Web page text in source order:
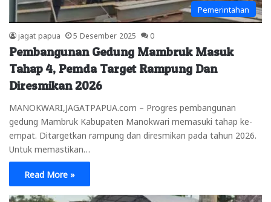
Pemerintahan
jagat papua 5 Desember 2025 0
Pembangunan Gedung Mambruk Masuk
Tahap 4, Pemda Target Rampung Dan
Diresmikan 2026
MANOKWARI,JAGATPAPUA.com – Progres pembangunan
gedung Mambruk Kabupaten Manokwari memasuki tahap ke-
empat. Ditargetkan rampung dan diresmikan pada tahun 2026.
Untuk memastikan…
Read More »